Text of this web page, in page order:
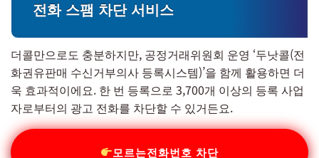
전화 스팸 차단 서비스
더콜만으로도 충분하지만, 공정거래위원회 운영 ‘두낫콜(전
화권유판매 수신거부의사 등록시스템)’을 함께 활용하면 더
욱 효과적이에요. 한 번 등록으로 3,700개 이상의 등록 사업
자로부터의 광고 전화를 차단할 수 있거든요.
모르는전화번호 차단